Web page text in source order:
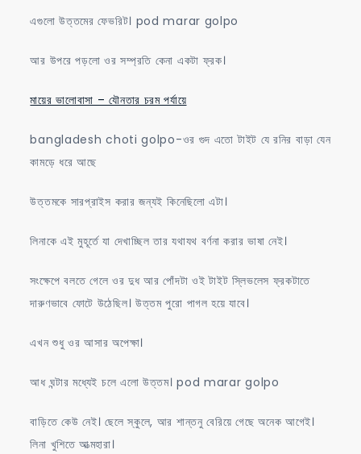
এগুলো উত্তমের ফেভরিট। pod marar golpo
আর উপরে পড়লো ওর সম্প্রতি কেনা একটা ফ্রক।
মায়ের ভালোবাসা – যৌনতার চরম পর্যায়ে
bangladesh choti golpo-ওর গুদ এতো টাইট যে রনির বাড়া যেন
কামড়ে ধরে আছে
উত্তমকে সারপ্রাইস করার জন্যই কিনেছিলো এটা।
লিনাকে এই মুহূর্তে যা দেখাচ্ছিল তার যথাযথ বর্ণনা করার ভাষা নেই।
সংক্ষেপে বলতে গেলে ওর দুধ আর পোঁদটা ওই টাইট স্লিভলেস ফ্রকটাতে
দারুণভাবে ফোটে উঠেছিল। উত্তম পুরো পাগল হয়ে যাবে।
এখন শুধু ওর আসার অপেক্ষা।
আধ ঘন্টার মধ্যেই চলে এলো উত্তম। pod marar golpo
বাড়িতে কেউ নেই। ছেলে স্কুলে, আর শান্তনু বেরিয়ে গেছে অনেক আগেই।
লিনা খুশিতে আত্মহারা।